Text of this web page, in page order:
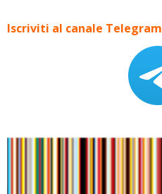
Iscriviti al canale Telegram